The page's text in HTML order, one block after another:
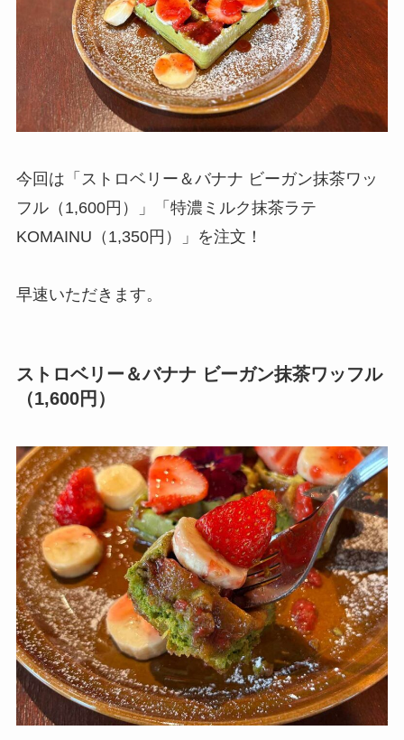
今回は「ストロベリー＆バナナ ビーガン抹茶ワッ
フル（1,600円）」「特濃ミルク抹茶ラテ
KOMAINU（1,350円）」を注文！
早速いただきます。
ストロベリー＆バナナ ビーガン抹茶ワッフル
（1,600円）